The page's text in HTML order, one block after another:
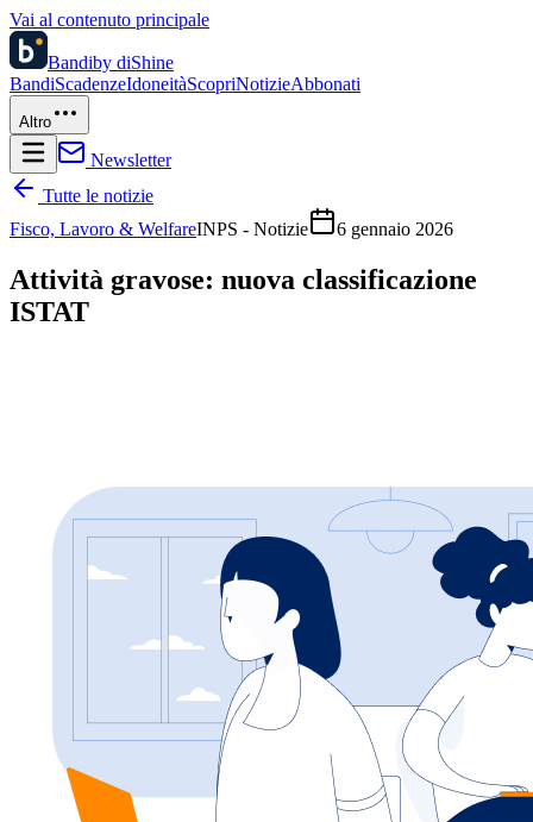
Vai al contenuto principale
Bandiby diShine
BandiScadenzeIdoneitàScopriNotizieAbbonati
Altro
Newsletter
Tutte le notizie
Fisco, Lavoro & WelfareINPS - Notizie 6 gennaio 2026
Attività gravose: nuova classificazione
ISTAT